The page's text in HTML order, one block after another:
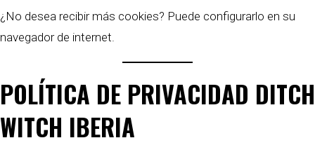
¿No desea recibir más cookies? Puede configurarlo en su
navegador de internet.
POLÍTICA DE PRIVACIDAD DITCH
WITCH IBERIA